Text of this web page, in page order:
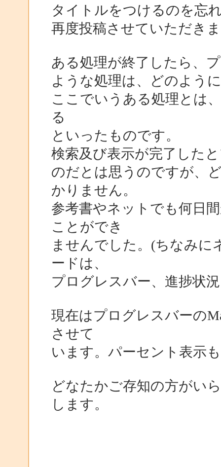
タイトルをつけるのを忘
再度投稿させていただき
ある処理が終了したら、
ような処理は、どのよう
ここでいうある処理とは
る
といったものです。
検索及び表示が完了した
のだとは思うのですが、
かりません。
参考書やネットでも何日
ことができ
ませんでした。(ちなみに
ードは、
プログレスバー、進捗状
現在はプログレスバーの
させて
います。パーセント表示
どなたかご存知の方がい
します。